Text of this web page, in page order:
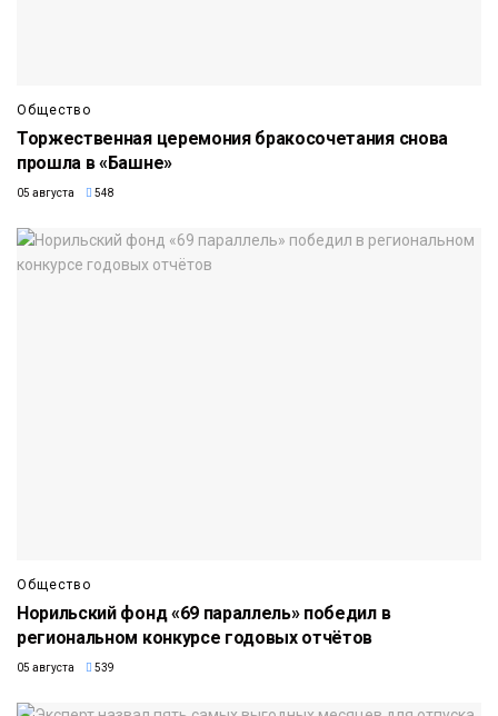
Общество
Торжественная церемония бракосочетания снова
прошла в «Башне»
05 августа 548
Общество
Норильский фонд «69 параллель» победил в
региональном конкурсе годовых отчётов
05 августа 539